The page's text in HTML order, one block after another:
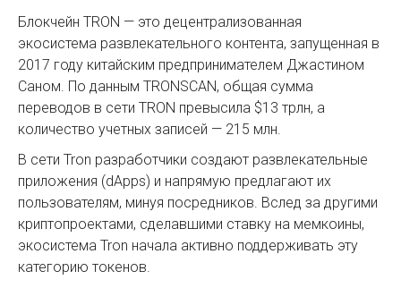
Блокчейн TRON — это децентрализованная
экосистема развлекательного контента, запущенная в
2017 году китайским предпринимателем Джастином
Саном. По данным TRONSCAN, общая сумма
переводов в сети TRON превысила $13 трлн, а
количество учетных записей — 215 млн.
В сети Tron разработчики создают развлекательные
приложения (dApps) и напрямую предлагают их
пользователям, минуя посредников. Вслед за другими
криптопроектами, сделавшими ставку на мемкоины,
экосистема Tron начала активно поддерживать эту
категорию токенов.